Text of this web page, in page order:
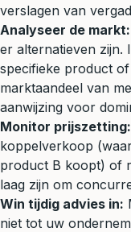
verslagen van
Analyseer de markt:
er alternatieven zijn.
specifieke product
marktaandeel van
aanwijzing voor
Monitor prijszetting:
koppelverkoop
product B koopt) of
laag zijn om
Win tijdig advies in:
niet tot uw